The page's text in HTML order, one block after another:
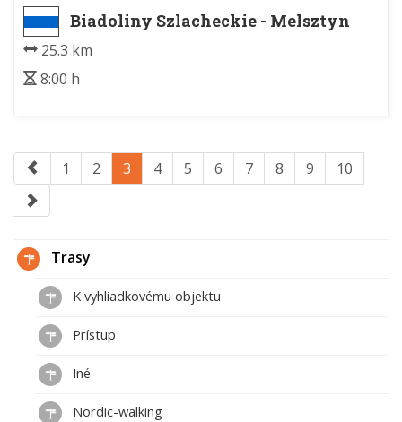
Biadoliny Szlacheckie - Melsztyn
25.3 km
8:00 h
1 2 3 4 5 6 7 8 9 10
Trasy
K vyhliadkovému objektu
Prístup
Iné
Nordic-walking